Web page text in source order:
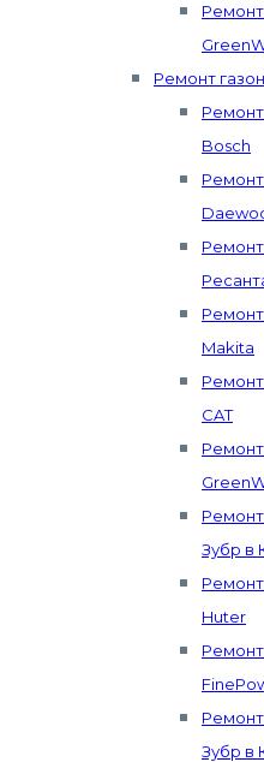
Ремонт
Bosch
Makita
CAT
Зубр в
Huter
Зубр в